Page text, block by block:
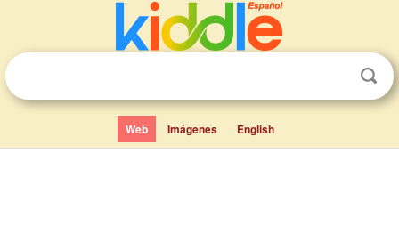
Web Imágenes English